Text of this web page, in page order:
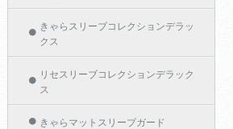
きゃらスリーブコレクションデラッ
クス
リセスリーブコレクションデラック
ス
きゃらマットスリーブガード